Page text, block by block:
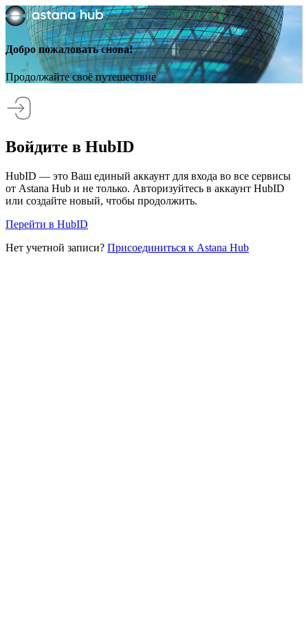
Добро пожаловать снова!
Продолжайте своё путешествие
Войдите в HubID
HubID — это Ваш единый аккаунт для входа во все сервисы
от Astana Hub и не только. Авторизуйтесь в аккаунт HubID
или создайте новый, чтобы продолжить.
Перейти в HubID
Нет учетной записи? Присоединиться к Astana Hub